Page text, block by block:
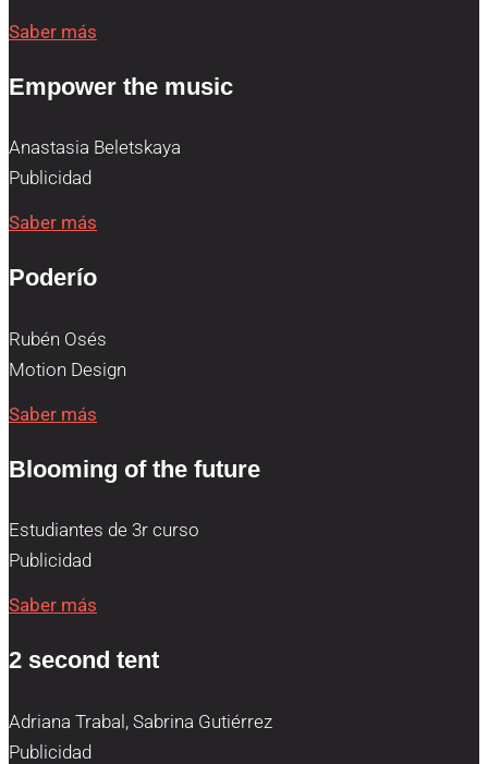
Saber más
Empower the music
Anastasia Beletskaya
Publicidad
Saber más
Poderío
Rubén Osés
Motion Design
Saber más
Blooming of the future
Estudiantes de 3r curso
Publicidad
Saber más
2 second tent
Adriana Trabal, Sabrina Gutiérrez
Publicidad